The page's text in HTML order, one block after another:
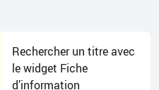
Rechercher un titre avec
le widget Fiche
d’information